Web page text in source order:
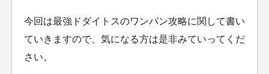
今回は最強ドダイトスのワンパン攻略に関して書い
ていきますので、気になる方は是非みていってくだ
さい。